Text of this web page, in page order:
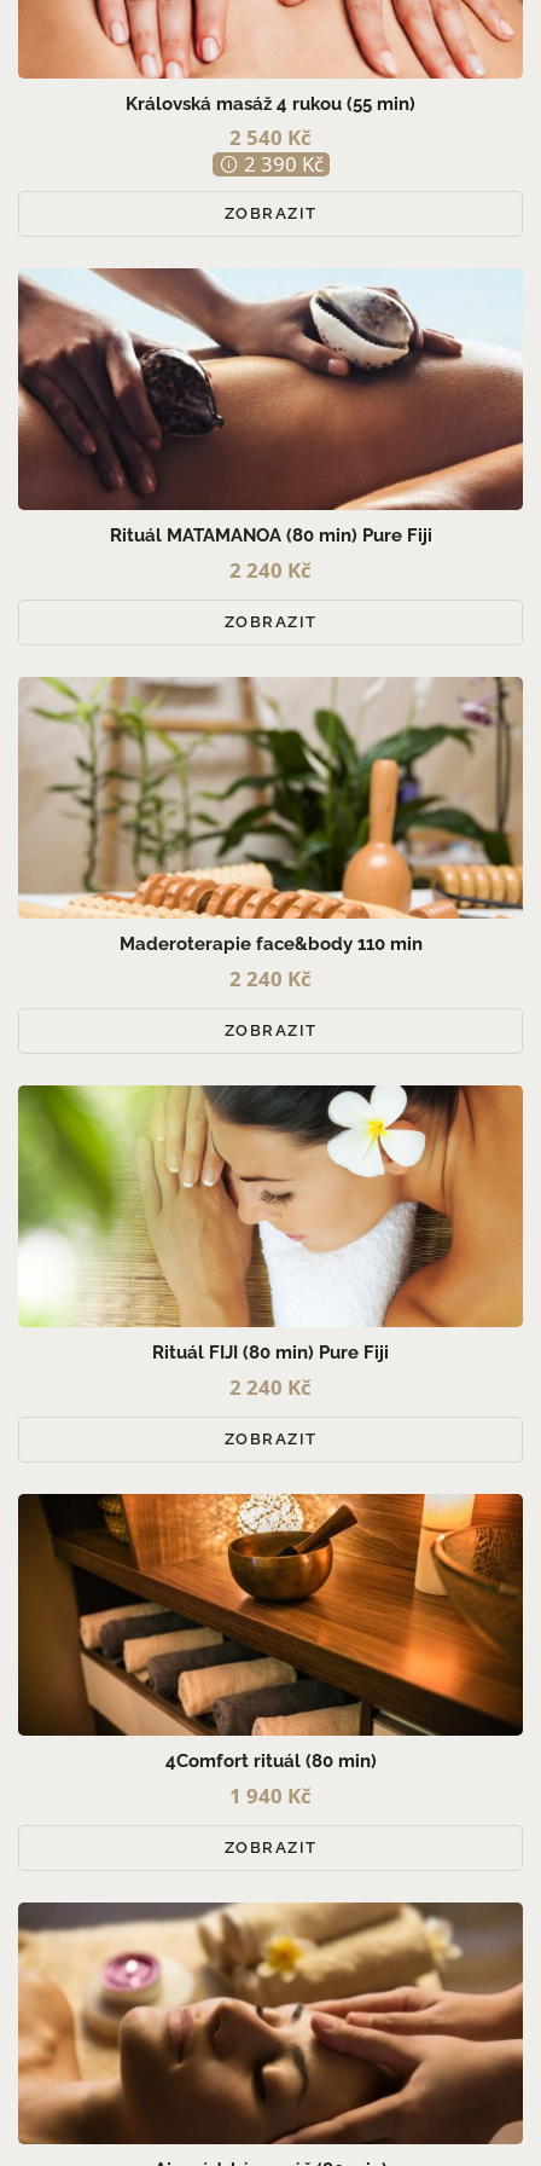
PRO MUŽE (8)
PRO ŽENY (15)
PRO PÁRY (3)
Královská masáž 4 rukou (55 min)
2 540 Kč
2 390 Kč
ZOBRAZIT
Rituál MATAMANOA (80 min) Pure Fiji
2 240 Kč
ZOBRAZIT
Maderoterapie face&body 110 min
2 240 Kč
ZOBRAZIT
Rituál FIJI (80 min) Pure Fiji
2 240 Kč
ZOBRAZIT
4Comfort rituál (80 min)
1 940 Kč
ZOBRAZIT